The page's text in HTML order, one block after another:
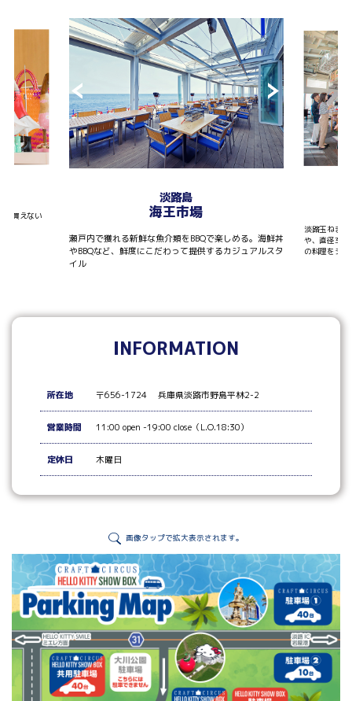
か買えない
淡路島
海王市場
瀬戸内で獲れる新鮮な魚介類をBBQで楽しめる。海鮮丼
やBBQなど、鮮度にこだわって提供するカジュアルスタ
イル
淡路玉ねぎ
や、直径30
の料理をシ
INFORMATION
所在地 〒656-1724 兵庫県淡路市野島平林2-2
営業時間 11:00 open -19:00 close（L.O.18:30）
定休日 木曜日
画像タップで拡大表示されます。